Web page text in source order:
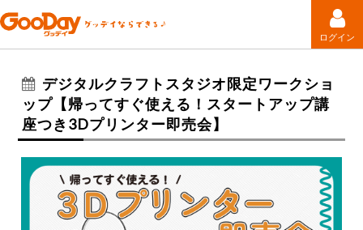
ログイン
デジタルクラフトスタジオ限定ワークショ
ップ【帰ってすぐ使える！スタートアップ講
座つき3Dプリンター即売会】